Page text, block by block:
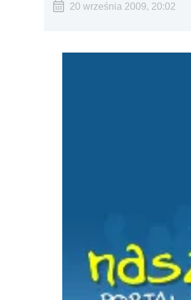
20 września 2009, 20:02